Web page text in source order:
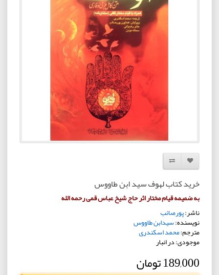
افزودن به لیست دلخواه
مقایسه این محصول
خرید کتاب لهوف سید ابن طاووس
به ضمیمه قیام مختار اثر حاج شیخ عباس قمی رحمه الله
ناشر:پورصائب
نویسنده:سیدابن طاووس
مترجم:محمد اسکندری
موجودی: در انبار
189,000 تومان